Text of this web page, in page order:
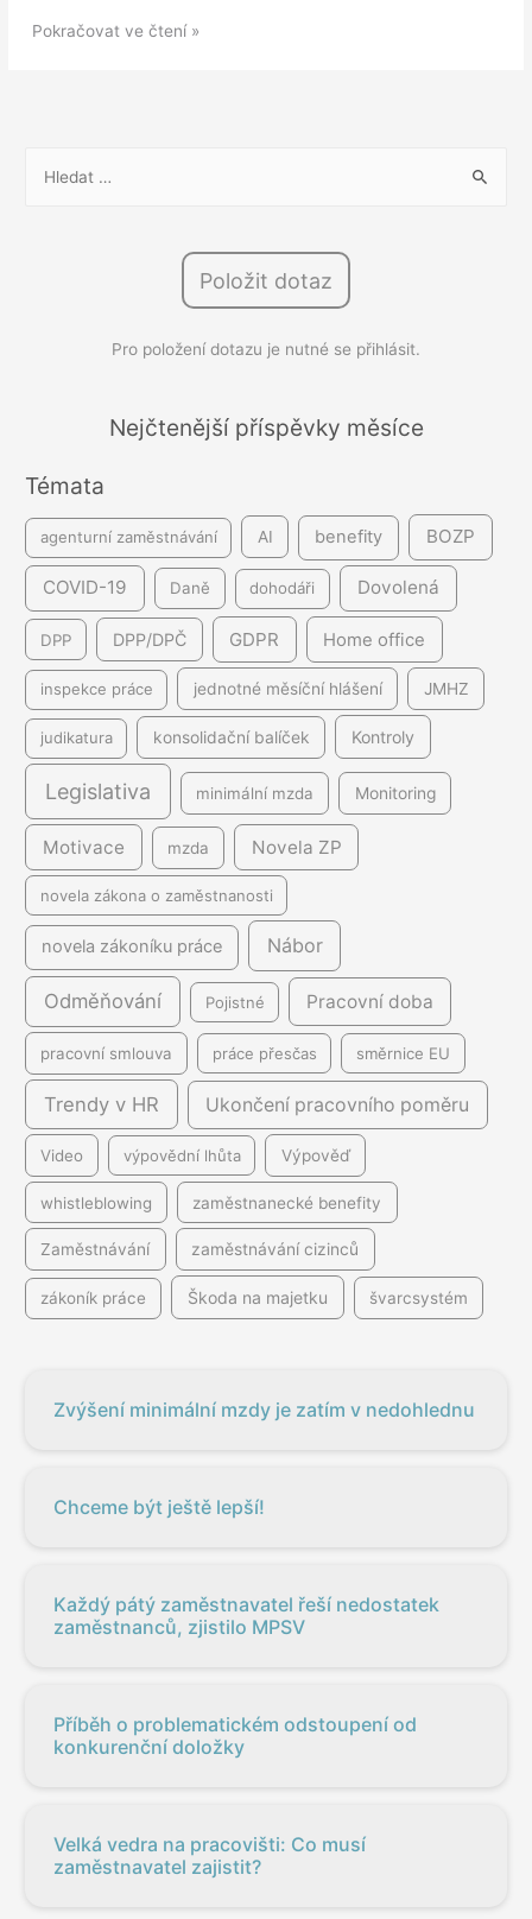
Kontrola
Kde
Pokračovat ve čtení »
í
Položit dotaz
Pro položení dotazu je nutné se přihlásit.
Nejčtenější příspěvky měsíce
Témata
agenturní zaměstnávání AI benefity BOZP
COVID-19 Daně dohodáři Dovolená
DPP DPP/DPČ GDPR Home office
inspekce práce jednotné měsíční hlášení JMHZ
judikatura konsolidační balíček Kontroly
Legislativa minimální mzda Monitoring
Motivace mzda Novela ZP
novela zákona o zaměstnanosti
novela zákoníku práce Nábor
Odměňování Pojistné Pracovní doba
pracovní smlouva práce přesčas směrnice EU
Trendy v HR Ukončení pracovního poměru
Video výpovědní lhůta Výpověď
whistleblowing zaměstnanecké benefity
Zaměstnávání zaměstnávání cizinců
zákoník práce Škoda na majetku švarcsystém
Zvýšení minimální mzdy je zatím v nedohlednu
Chceme být ještě lepší!
Každý pátý zaměstnavatel řeší nedostatek
zaměstnanců, zjistilo MPSV
Příběh o problematickém odstoupení od
konkurenční doložky
Velká vedra na pracovišti: Co musí
zaměstnavatel zajistit?